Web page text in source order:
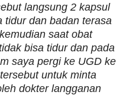
langsung 2 kapsul
tidur dan badan terasa
saat obat
bisa tidur dan pada
saya pergi ke UGD ke
untuk minta
dokter langganan